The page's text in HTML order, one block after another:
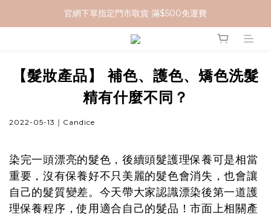
加入 MCG 會員｜即贈 $100 購物金
官網下單指定門市取貨 滿$500免運費
加入 MCG 會員｜即贈 $100 購物金
【髮妝產品】 補色、護色、矯色洗髮
精有什麼不同？
2022-05-13｜Candice
染完一頭漂亮的髮色，後續頭髮護理保養可是相當
重要，沒有保養好不只美麗的髮色會消失，也會讓
自己的髮質變差。今天帶大家認識漂染後第一道護
理保養程序，使用適合自己的髮品！市面上相關產